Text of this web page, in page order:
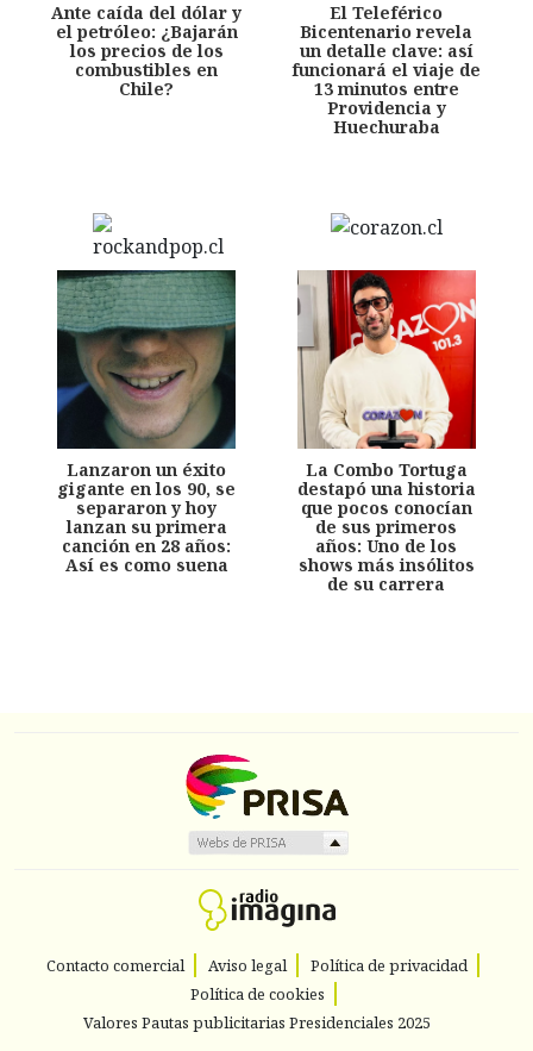
Ante caída del dólar y
el petróleo: ¿Bajarán
los precios de los
combustibles en
Chile?
El Teleférico
Bicentenario revela
un detalle clave: así
funcionará el viaje de
13 minutos entre
Providencia y
Huechuraba
Lanzaron un éxito
gigante en los 90, se
separaron y hoy
lanzan su primera
canción en 28 años:
Así es como suena
La Combo Tortuga
destapó una historia
que pocos conocían
de sus primeros
años: Uno de los
shows más insólitos
de su carrera
Contacto comercial Aviso legal
Política de privacidad
Política de cookies
Valores Pautas publicitarias Presidenciales 2025